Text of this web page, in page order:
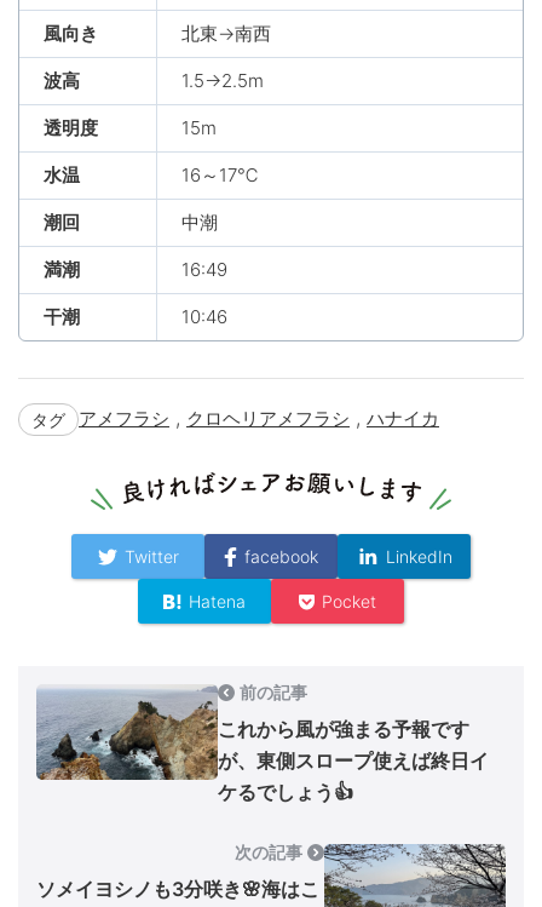
風向き 北東→南西
波高 1.5→2.5m
透明度 15m
水温 16～17℃
潮回 中潮
満潮 16:49
干潮 10:46
タグ アメフラシ , クロヘリアメフラシ , ハナイカ
Twitter facebook LinkedIn
Hatena Pocket
前の記事
これから風が強まる予報です
が、東側スロープ使えば終日イ
ケるでしょう👍
次の記事
ソメイヨシノも3分咲き🌸海はこ